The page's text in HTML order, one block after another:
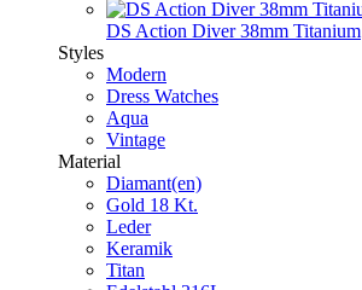
DS Action Diver 38mm Titanium
Styles
Modern
Dress Watches
Aqua
Vintage
Material
Diamant(en)
Gold 18 Kt.
Leder
Keramik
Titan